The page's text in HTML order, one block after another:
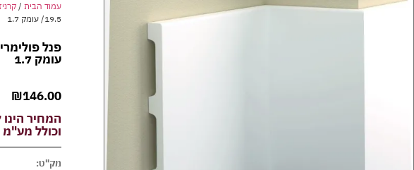
עמוד הבית /
19.5/ עומק 1.7
עומק 1.7
₪146.00
וכולל מע"מ
מק"ט: